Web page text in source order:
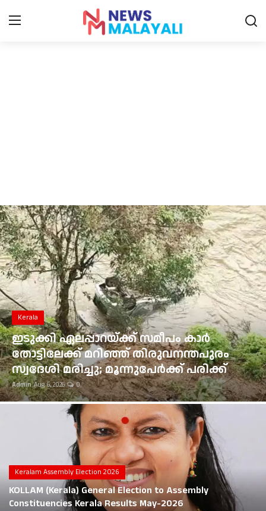
Entertainment
Sports
Food
Gulf News
Loksabha Election 2024
Technology
Health
Jobs Mall
Career
Education
Kerala
ഭൂമി തരംമാറ്റ അപേക്ഷ: കോടതി
ഉത്തരവുകൾ ആവർത്തിച്ച് ലംഘിച്ച
മൂവാറ്റുപുഴ ആർഡിഒയ്ക്ക് 25,000 രൂപ
പിഴ
Admin Aug 6, 2026 0
Keralam Assembly Election 2026
KOLLAM (Kerala) General Election to Assembly
Constituencies Kerala Results May-2026